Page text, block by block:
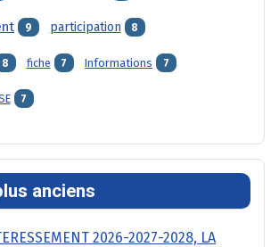
9 participation 8
8 fiche 7 Informations 7
7
anciens
2026-2027-2028, LA